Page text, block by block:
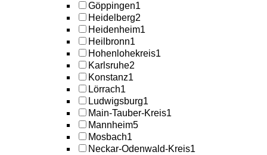
Göppingen1
Heidelberg2
Heidenheim1
Heilbronn1
Hohenlohekreis1
Karlsruhe2
Konstanz1
Lörrach1
Ludwigsburg1
Main-Tauber-Kreis1
Mannheim5
Mosbach1
Neckar-Odenwald-Kreis1